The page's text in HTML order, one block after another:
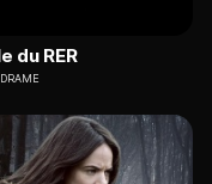
du RER
DRAME